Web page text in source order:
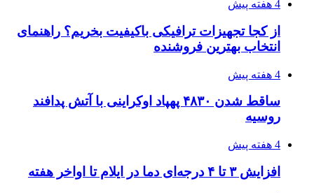
۱۴۰۵/۰۴/۱۶
احتمال بازگشت نرخ حمل دریایی به قبل از جنگ
طی ۲ تا ۳ ماه آینده
۱۴۰۵/۰۴/۱۵
شکست شاگردان قهرمانی مقابل چین تایپه/ تلاش
برای عنوان یازدهمی
۱۴۰۵/۰۴/۱۵
فروشگاه کتاب DMDBook | خرید کتاب فانتزی،